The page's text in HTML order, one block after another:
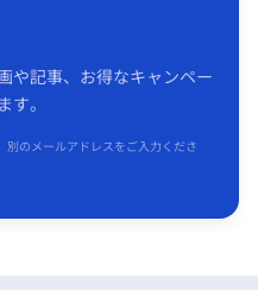
や記事、お得なキャンペー
。
別のメールアドレスをご入力くださ